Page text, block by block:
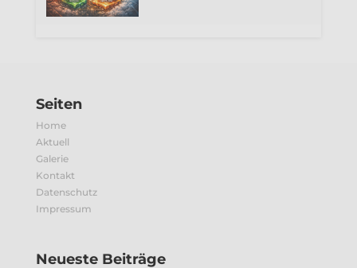
Seiten
Home
Aktuell
Galerie
Kontakt
Datenschutz
Impressum
Neueste Beiträge